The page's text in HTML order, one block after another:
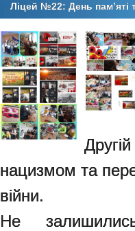
Ліцей №22: День памʼяті
нацизмом та
війни.
Не